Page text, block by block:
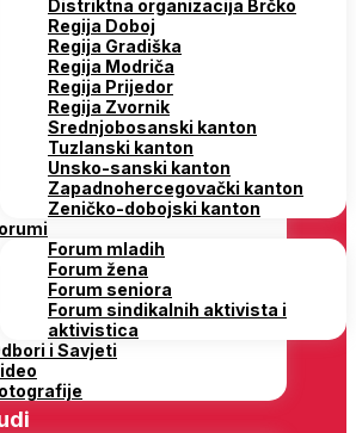
Distriktna organizacija Brčko
Regija Doboj
Regija Gradiška
Regija Modriča
Regija Prijedor
Regija Zvornik
Srednjobosanski kanton
Tuzlanski kanton
Unsko-sanski kanton
Zapadnohercegovački kanton
Zeničko-dobojski kanton
Forum mladih
Forum žena
Forum seniora
Forum sindikalnih aktivista i
aktivistica
i Savjeti